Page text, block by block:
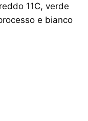
11C, verde
e bianco